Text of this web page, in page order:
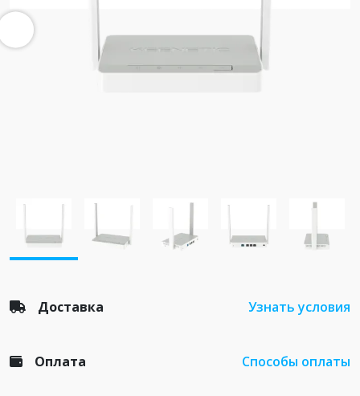
Доставка Узнать условия
Оплата Способы оплаты